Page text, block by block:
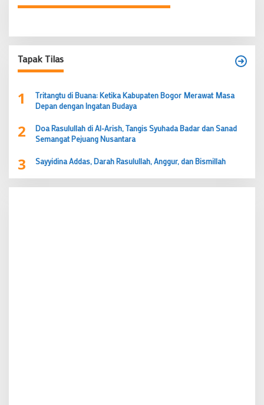
Tapak Tilas
1
Tritangtu di Buana: Ketika Kabupaten Bogor Merawat Masa
Depan dengan Ingatan Budaya
2
Doa Rasulullah di Al-Arish, Tangis Syuhada Badar dan Sanad
Semangat Pejuang Nusantara
3 Sayyidina Addas, Darah Rasulullah, Anggur, dan Bismillah